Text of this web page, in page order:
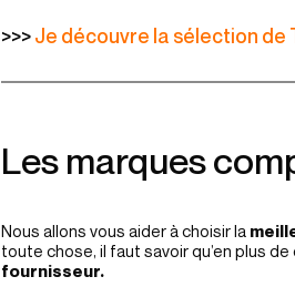
>>>Je découvre la sélection de
Les marques
Nous allons vous aider à choisir la
toute chose, il faut savoir qu’en plus
fournisseur.